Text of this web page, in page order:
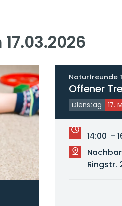
Naturfreunde
Offener
Dienstag 17.
14:00 -
Ringstr.